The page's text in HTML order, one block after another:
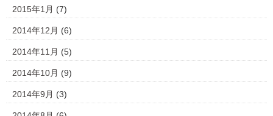
2015年1月 (7)
2014年12月 (6)
2014年11月 (5)
2014年10月 (9)
2014年9月 (3)